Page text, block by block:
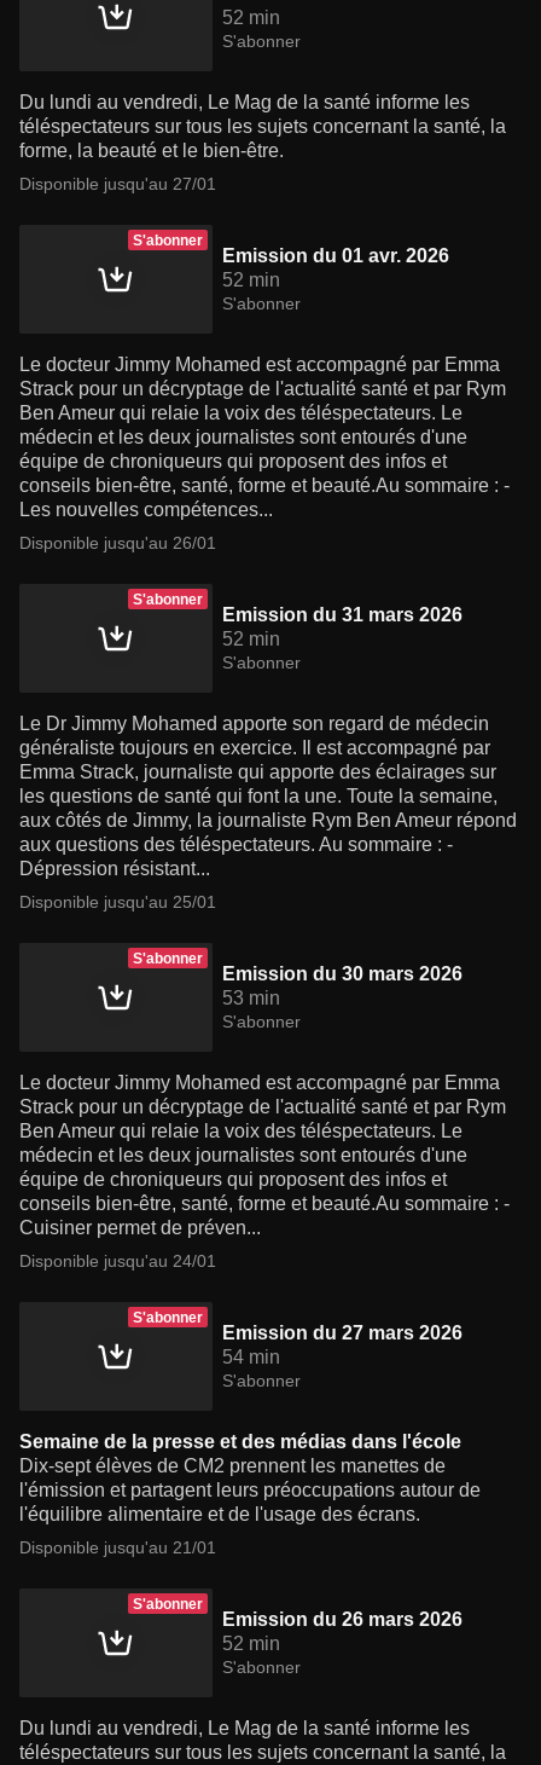
52 min
S'abonner
Du lundi au vendredi, Le Mag de la santé informe les
téléspectateurs sur tous les sujets concernant la santé, la
forme, la beauté et le bien-être.
Disponible jusqu'au 27/01
S'abonner
Emission du 01 avr. 2026
52 min
S'abonner
Le docteur Jimmy Mohamed est accompagné par Emma
Strack pour un décryptage de l'actualité santé et par Rym
Ben Ameur qui relaie la voix des téléspectateurs. Le
médecin et les deux journalistes sont entourés d'une
équipe de chroniqueurs qui proposent des infos et
conseils bien-être, santé, forme et beauté.Au sommaire : -
Les nouvelles compétences...
Disponible jusqu'au 26/01
S'abonner
Emission du 31 mars 2026
52 min
S'abonner
Le Dr Jimmy Mohamed apporte son regard de médecin
généraliste toujours en exercice. Il est accompagné par
Emma Strack, journaliste qui apporte des éclairages sur
les questions de santé qui font la une. Toute la semaine,
aux côtés de Jimmy, la journaliste Rym Ben Ameur répond
aux questions des téléspectateurs. Au sommaire : -
Dépression résistant...
Disponible jusqu'au 25/01
S'abonner
Emission du 30 mars 2026
53 min
S'abonner
Le docteur Jimmy Mohamed est accompagné par Emma
Strack pour un décryptage de l'actualité santé et par Rym
Ben Ameur qui relaie la voix des téléspectateurs. Le
médecin et les deux journalistes sont entourés d'une
équipe de chroniqueurs qui proposent des infos et
conseils bien-être, santé, forme et beauté.Au sommaire : -
Cuisiner permet de préven...
Disponible jusqu'au 24/01
S'abonner
Emission du 27 mars 2026
54 min
S'abonner
Semaine de la presse et des médias dans l'école
Dix-sept élèves de CM2 prennent les manettes de
l'émission et partagent leurs préoccupations autour de
l'équilibre alimentaire et de l'usage des écrans.
Disponible jusqu'au 21/01
S'abonner
Emission du 26 mars 2026
52 min
S'abonner
Du lundi au vendredi, Le Mag de la santé informe les
téléspectateurs sur tous les sujets concernant la santé, la